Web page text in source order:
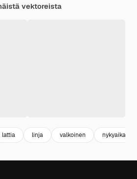
vektoreista
lattia linja valkoinen nykyaikainen